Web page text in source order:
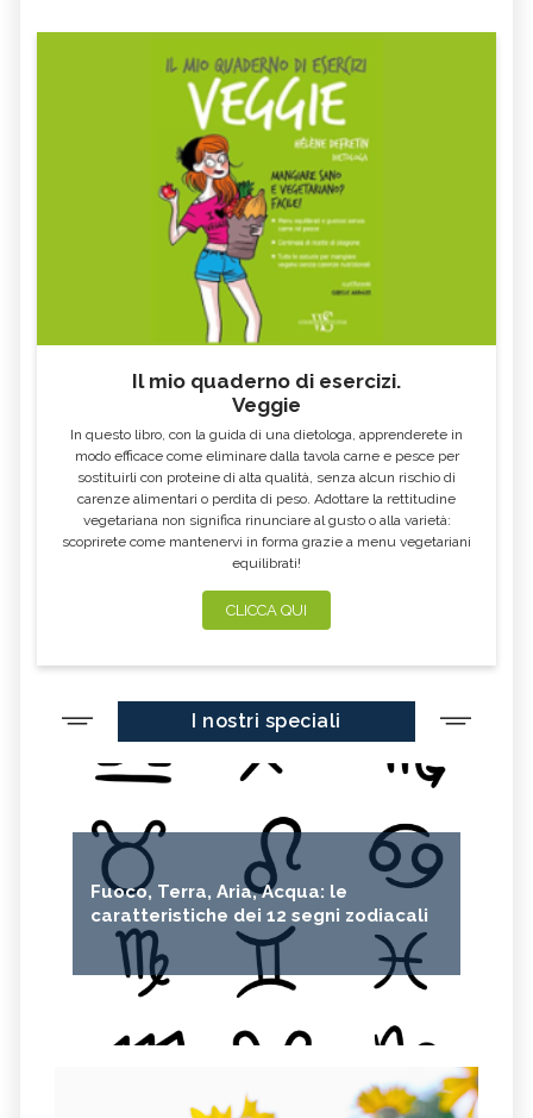
TARTARUGA DI TERRA
MACELLAZIONE CLANDESTINA, DI
PAPPATACI, CARATTERISTICHE
FRINGUELLO, CARATTERISTICHE GUFO, CARATTERISTICHE
BIRD GARDENING, CHE COS'È LEONE, CARATTERISTICHE
DAINO, CARATTERISTICHE PIPISTRELLO, CARATTERISTICHE
CAMMELLO, CARATTERISTICHE
SANTUARI PER ANIMALI, DI COSA SI
PROCESSIONARIA, COS'È
POLLAIO SOCIALE, DI COSA SI
BOMBI, API SELVATICHE DA
PRESERVARE
Il mio quaderno di esercizi.
Veggie
In questo libro, con la guida di una dietologa, apprenderete in
modo efficace come eliminare dalla tavola carne e pesce per
sostituirli con proteine di alta qualità, senza alcun rischio di
carenze alimentari o perdita di peso. Adottare la rettitudine
vegetariana non significa rinunciare al gusto o alla varietà:
scoprirete come mantenervi in forma grazie a menu vegetariani
equilibrati!
CLICCA QUI
I nostri speciali
Fuoco, Terra, Aria, Acqua: le
caratteristiche dei 12 segni zodiacali